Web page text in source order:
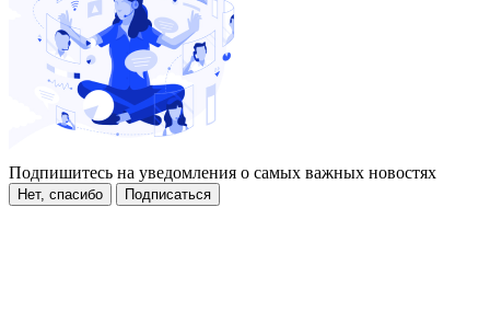
Подпишитесь на уведомления о самых важных новостях
Нет, спасибо Подписаться